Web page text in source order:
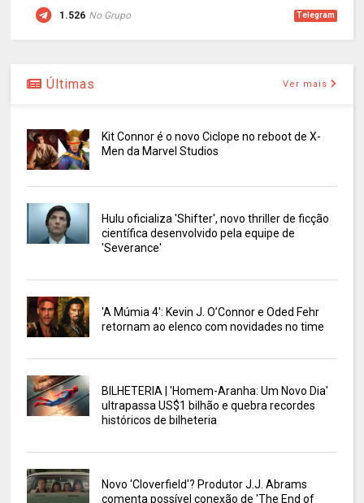
1.526 No Grupo Telegram
Últimas Ver mais
Kit Connor é o novo Ciclope no reboot de X-
Men da Marvel Studios
Hulu oficializa 'Shifter', novo thriller de ficção
científica desenvolvido pela equipe de
'Severance'
'A Múmia 4': Kevin J. O’Connor e Oded Fehr
retornam ao elenco com novidades no time
BILHETERIA | 'Homem-Aranha: Um Novo Dia'
ultrapassa US$1 bilhão e quebra recordes
históricos de bilheteria
Novo 'Cloverfield'? Produtor J.J. Abrams
comenta possível conexão de 'The End of